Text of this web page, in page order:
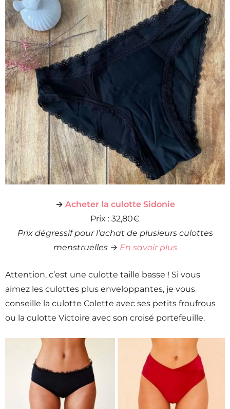
→ Acheter la culotte Sidonie
Prix : 32,80€
Prix dégressif pour l’achat de plusieurs culottes
menstruelles → En savoir plus
Attention, c’est une culotte taille basse ! Si vous
aimez les culottes plus enveloppantes, je vous
conseille la culotte Colette avec ses petits froufrous
ou la culotte Victoire avec son croisé portefeuille.